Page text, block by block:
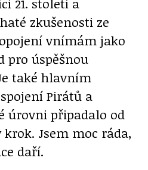
zkušenosti ze
vnímám jako
pro úspěšnou
také hlavním
Pirátů a
úrovni připadalo od
Jsem moc ráda,
daří.